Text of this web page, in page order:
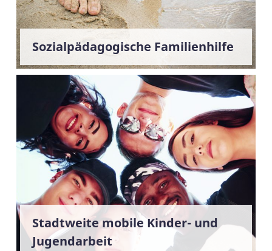
Sozialpädagogische Familienhilfe
Stadtweite mobile Kinder- und
Jugendarbeit